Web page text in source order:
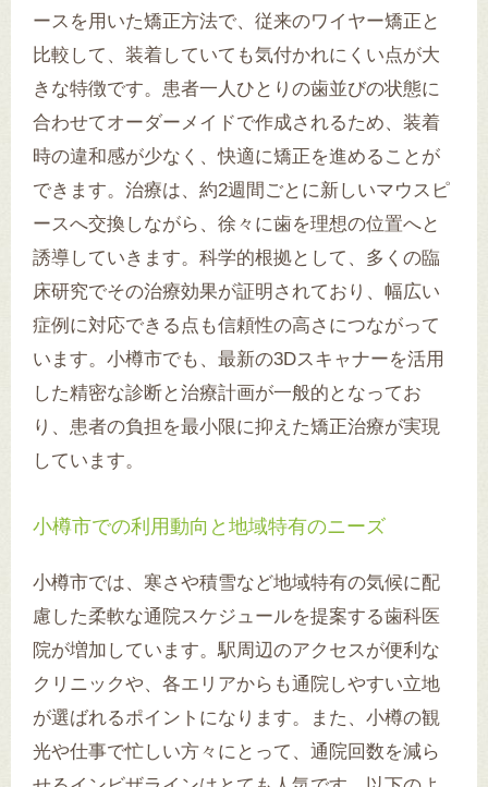
ースを用いた矯正方法で、従来のワイヤー矯正と
比較して、装着していても気付かれにくい点が大
きな特徴です。患者一人ひとりの歯並びの状態に
合わせてオーダーメイドで作成されるため、装着
時の違和感が少なく、快適に矯正を進めることが
できます。治療は、約2週間ごとに新しいマウスピ
ースへ交換しながら、徐々に歯を理想の位置へと
誘導していきます。科学的根拠として、多くの臨
床研究でその治療効果が証明されており、幅広い
症例に対応できる点も信頼性の高さにつながって
います。小樽市でも、最新の3Dスキャナーを活用
した精密な診断と治療計画が一般的となってお
り、患者の負担を最小限に抑えた矯正治療が実現
しています。
小樽市での利用動向と地域特有のニーズ
小樽市では、寒さや積雪など地域特有の気候に配
慮した柔軟な通院スケジュールを提案する歯科医
院が増加しています。駅周辺のアクセスが便利な
クリニックや、各エリアからも通院しやすい立地
が選ばれるポイントになります。また、小樽の観
光や仕事で忙しい方々にとって、通院回数を減ら